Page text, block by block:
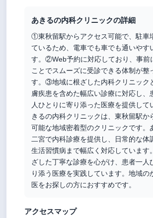
あきるの内科クリニックの詳細
①東秋留駅からアクセス可能で、駐車
ているため、電車でも車でも通いやす
す。②Web予約に対応しており、事前
ことでスムーズに受診できる体制が整
す。③地域に根ざした内科クリニック
膚疾患を含めた幅広い診療に対応し、
人ひとりに寄り添った医療を提供して
きるの内科クリニックは、東秋留駅か
可能な地域密着型のクリニックです。
二宮で内科診療を提供し、日常的な体
生活習慣病まで幅広く対応しています
ざした丁寧な診療を心がけ、患者一人
り添う医療を実践しています。地域の
医をお探しの方におすすめです。
アクセスマップ